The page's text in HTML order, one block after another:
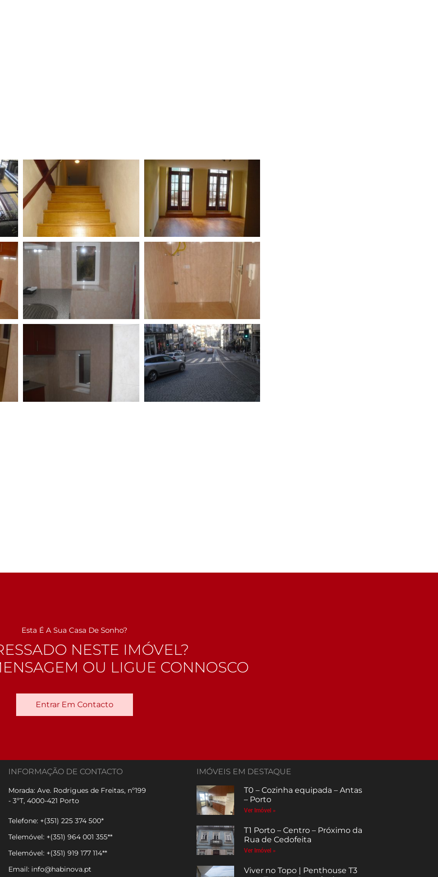
Esta É A Sua Casa De Sonho?
NESTE IMÓVEL?
OU LIGUE CONNOSCO
Entrar Em Contacto
INFORMAÇÃO DE CONTACTO
Morada: Ave. Rodrigues de Freitas, nº199
- 3ºT, 4000-421 Porto
Telefone: +(351) 225 374 500*
Telemóvel: +(351) 964 001 355**
Telemóvel: +(351) 919 177 114**
Email: info@habinova.pt
IMÓVEIS EM DESTAQUE
T0 – Cozinha equipada – Antas
– Porto
Ver Imóvel »
T1 Porto – Centro – Próximo da
Rua de Cedofeita
Ver Imóvel »
Viver no Topo | Penthouse T3